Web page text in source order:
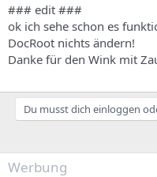
### edit ###
ok ich sehe schon es
DocRoot nichts ändern!
Danke für den Wink mit
Du musst dich einloggen
Werbung